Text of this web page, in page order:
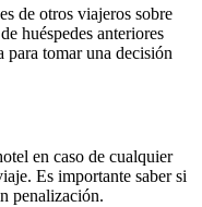
de otros viajeros sobre
huéspedes anteriores
tomar una decisión
en caso de cualquier
Es importante saber si
penalización.